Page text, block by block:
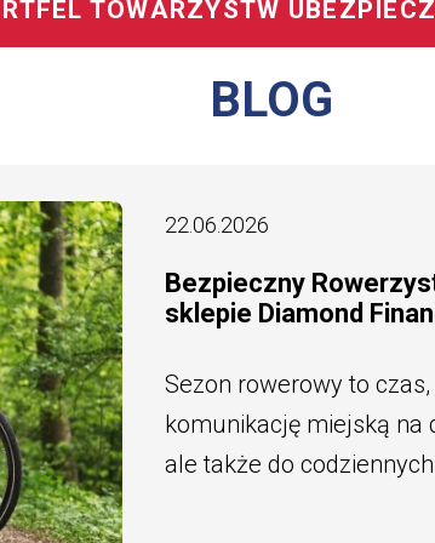
TOWARZYSTW
BLOG
22.06.2026
Bezpieczny
sklepie Diamond
Sezon rowerowy to
komunikację miejską na
ale także do